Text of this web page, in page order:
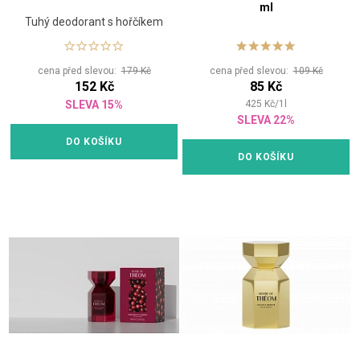
Tuhý deodorant s hořčíkem
cena před slevou:179 Kč
152 Kč
SLEVA 15%
DO KOŠÍKU
ml
cena před slevou:109 Kč
85 Kč
425 Kč/1
SLEVA 22%
DO KOŠÍKU